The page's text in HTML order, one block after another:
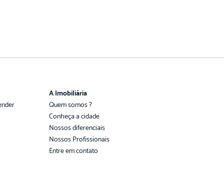
A Imobiliária
Quem somos ?
Conheça a cidade
Nossos diferenciais
Nossos Profissionais
Entre em contato